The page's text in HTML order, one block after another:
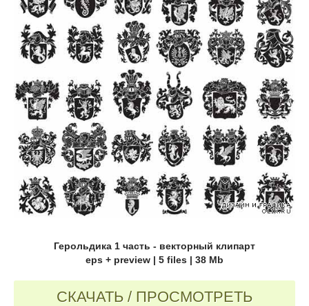
Герольдика 1 часть - векторный клипарт
eps + preview | 5 files | 38 Mb
СКАЧАТЬ / ПРОСМОТРЕТЬ